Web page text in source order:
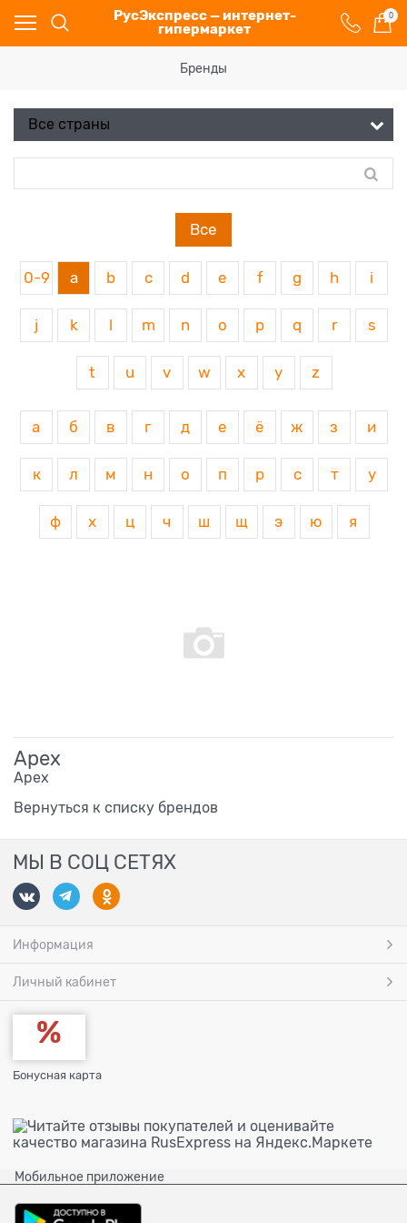
РусЭкспресс — интернет-
гипермаркет
0
Бренды
Все
0-9 a b c d e f g h i
j k m n o p q r s
t u v w x y z
а б в г д е ё ж з и
к л м н о п р с т у
ф х ц ч ш щ э ю я
Apex
Apex
Вернуться к списку брендов
МЫ В СОЦ СЕТЯХ
Информация
Личный кабинет
Бонусная карта
Мобильное приложение